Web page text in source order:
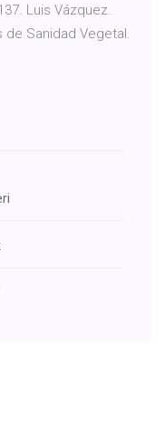
Luis Vázquez.
Sanidad Vegetal.